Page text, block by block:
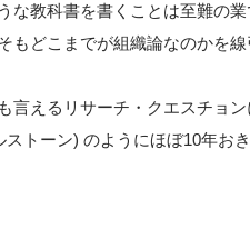
な教科書を書くことは至難の
もどこまでが組織論なのかを線
言えるリサーチ・クエスチョ
トーン) のようにほぼ10年おき